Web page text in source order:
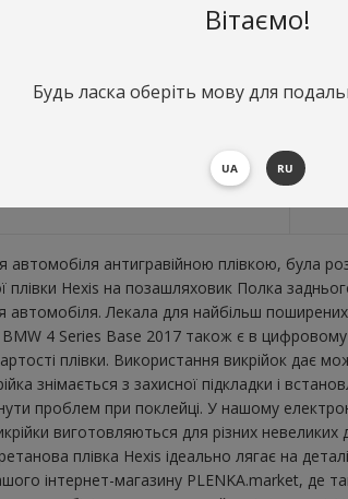
антигравійною плівкою, була
плівки Hexis на позашляховик Полка
Лекала для найбільш
4 Series Base 2017 також є в
плівки. Використання викрійок дає
знімається з захисної підкладки і
проблем при поклейці. У нашому
виготовляються для різних
плівка Hexis ідеально лягає на
інтернет-магазину PLENKA.market, де
Вітаємо!
Будь ласка оберіть мову для
UA RU